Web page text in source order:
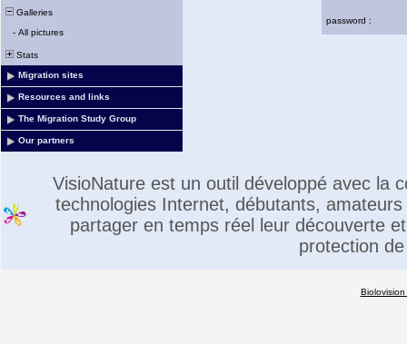
Galleries
- All pictures
Stats
Migration sites
Resources and links
The Migration Study Group
Our partners
password :
VisioNature est un outil développé avec la
technologies Internet, débutants,
partager en temps réel leur découverte
protection
Biolovision